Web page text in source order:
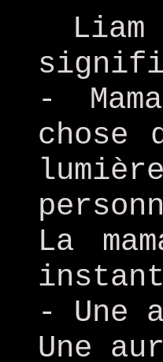
-
chose
La
- Une
Une